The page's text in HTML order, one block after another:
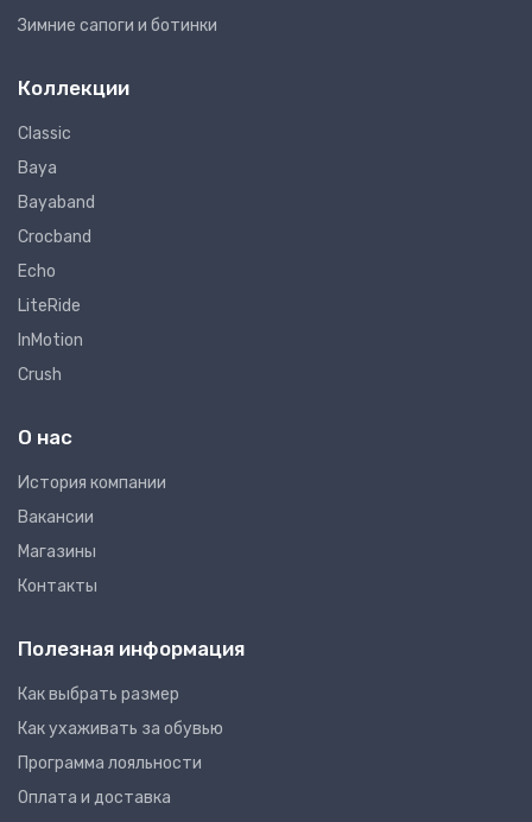
Зимние сапоги и ботинки
Коллекции
Classic
Baya
Bayaband
Crocband
Echo
LiteRide
InMotion
Crush
О нас
Иcтория компании
Вакансии
Магазины
Контакты
Полезная информация
Как выбрать размер
Как ухаживать за обувью
Программа лояльности
Оплата и доставка